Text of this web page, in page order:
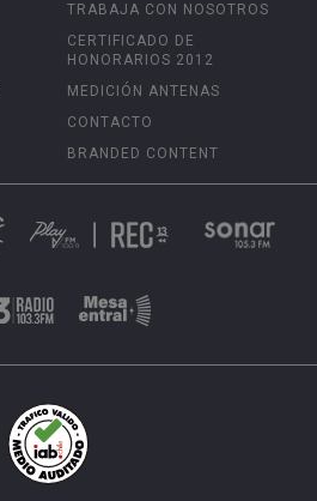
TRABAJA CON NOSOTROS
CERTIFICADO DE
HONORARIOS 2012
MEDICIÓN ANTENAS
CONTACTO
BRANDED CONTENT